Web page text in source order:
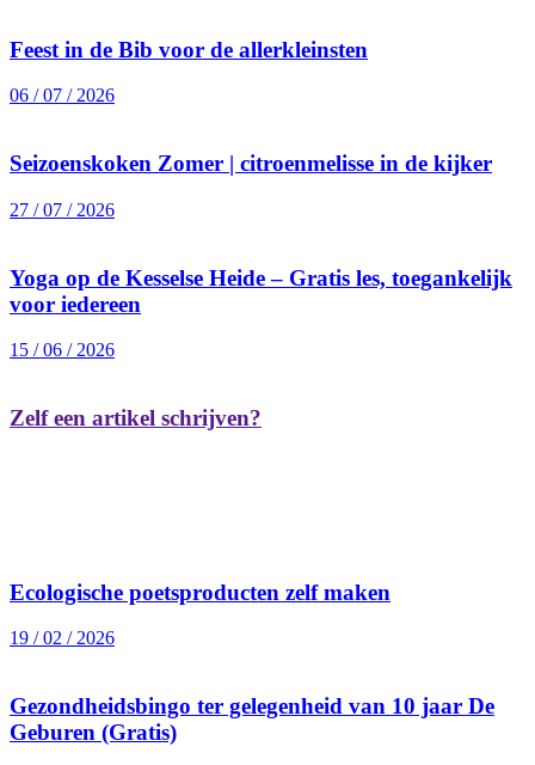
Feest in de Bib voor de allerkleinsten
06 / 07 / 2026
Seizoenskoken Zomer | citroenmelisse in de kijker
27 / 07 / 2026
Yoga op de Kesselse Heide – Gratis les, toegankelijk
voor iedereen
15 / 06 / 2026
Zelf een artikel schrijven?
Ecologische poetsproducten zelf maken
19 / 02 / 2026
Gezondheidsbingo ter gelegenheid van 10 jaar De
Geburen (Gratis)